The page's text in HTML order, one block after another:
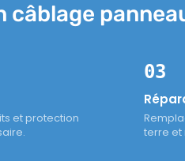
et protection
03
terre et